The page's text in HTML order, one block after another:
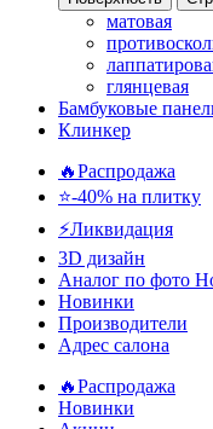
матовая
глянцевая
Бамбуковые
Клинкер
🔥Распродажа
⭐-40% на плитку
⚡️Ликвидация
3D дизайн
Аналог по фото
Новинки
Производители
Адрес салона
🔥Распродажа
Новинки